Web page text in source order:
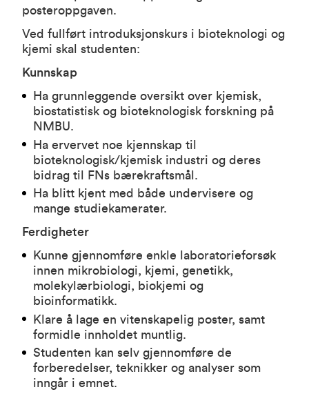
posteroppgaven.
Ved fullført introduksjonskurs i bioteknologi og
kjemi skal studenten:
Kunnskap
Ha grunnleggende oversikt over kjemisk,
biostatistisk og bioteknologisk forskning på
NMBU.
Ha ervervet noe kjennskap til
bioteknologisk/kjemisk industri og deres
bidrag til FNs bærekraftsmål.
Ha blitt kjent med både undervisere og
mange studiekamerater.
Ferdigheter
Kunne gjennomføre enkle laboratorieforsøk
innen mikrobiologi, kjemi, genetikk,
molekylærbiologi, biokjemi og
bioinformatikk.
Klare å lage en vitenskapelig poster, samt
formidle innholdet muntlig.
Studenten kan selv gjennomføre de
forberedelser, teknikker og analyser som
inngår i emnet.